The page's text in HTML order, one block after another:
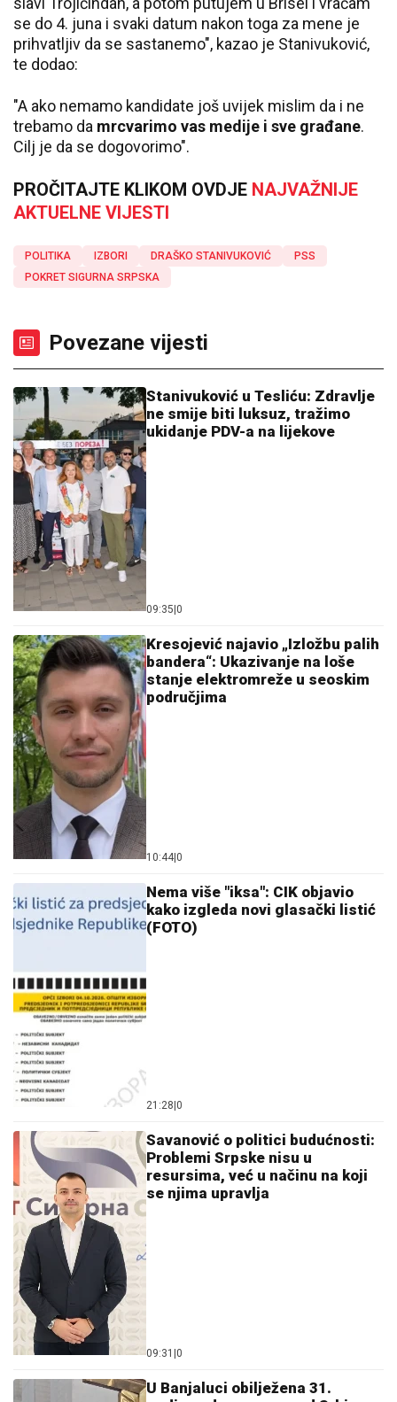
se do 4. juna i svaki datum nakon toga za mene je
prihvatljiv da se sastanemo", kazao je Stanivuković,
te dodao:
"A ako nemamo kandidate još uvijek mislim da i ne
trebamo da mrcvarimo vas medije i sve građane.
Cilj je da se dogovorimo".
PROČITAJTE KLIKOM OVDJE NAJVAŽNIJE
AKTUELNE VIJESTI
POLITIKA IZBORI DRAŠKO STANIVUKOVIĆ
PSS
POKRET SIGURNA SRPSKA
Povezane vijesti
Stanivuković u Tesliću: Zdravlje
ne smije biti luksuz, tražimo
ukidanje PDV-a na lijekove
09:35 0
Kresojević najavio „Izložbu palih
bandera“: Ukazivanje na loše
stanje elektromreže u seoskim
područjima
10:44 0
Nema više "iksa": CIK objavio
kako izgleda novi glasački listić
(FOTO)
21:28 0
Savanović o politici budućnosti:
Problemi Srpske nisu u
resursima, već u načinu na koji
se njima upravlja
09:31 0
U Banjaluci obilježena 31.